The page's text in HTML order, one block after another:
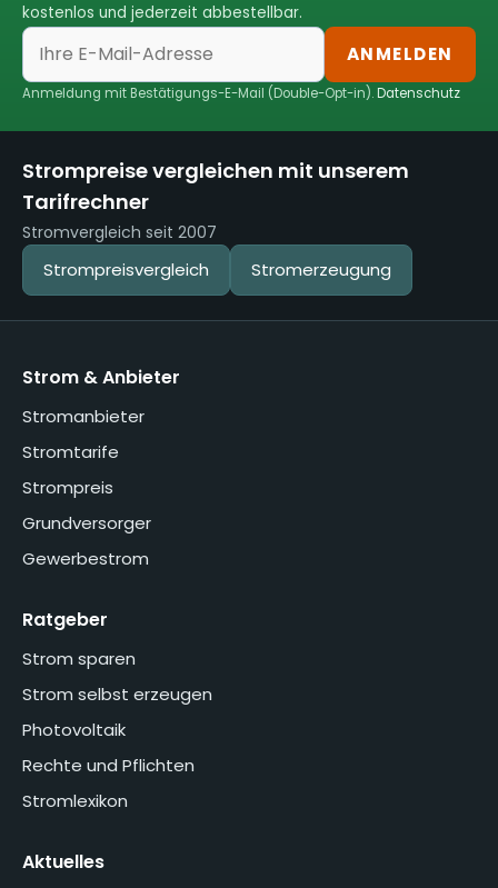
kostenlos und jederzeit abbestellbar.
ANMELDEN
Anmeldung mit Bestätigungs-E-Mail (Double-Opt-in).Datenschutz
Strompreise vergleichen mit unserem
Tarifrechner
Stromvergleich seit 2007
Strompreisvergleich Stromerzeugung
Strom & Anbieter
Stromanbieter
Stromtarife
Strompreis
Grundversorger
Gewerbestrom
Ratgeber
Strom sparen
Strom selbst erzeugen
Photovoltaik
Rechte und Pflichten
Stromlexikon
Aktuelles